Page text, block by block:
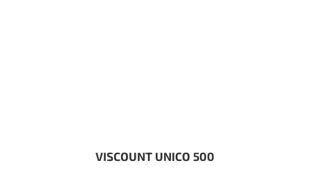
VISCOUNT UNICO 500